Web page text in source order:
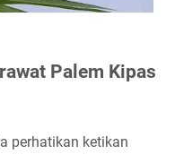
Palem Kipas
perhatikan ketikan